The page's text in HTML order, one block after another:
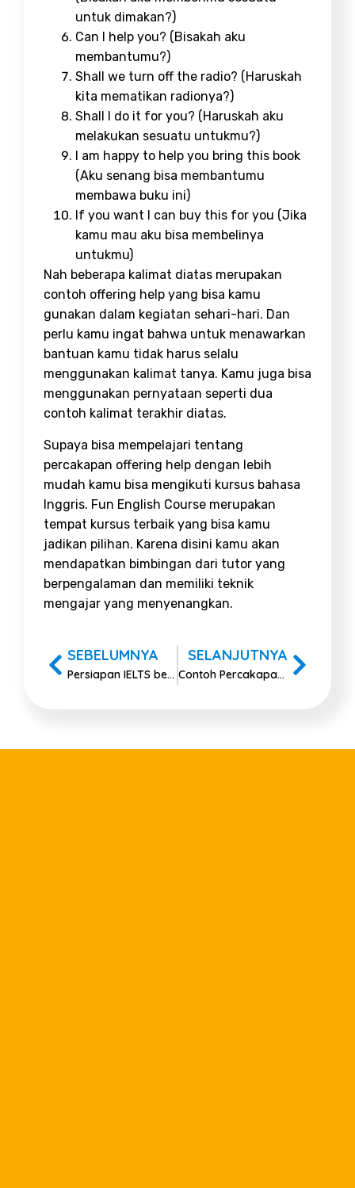
untuk dimakan?)
Can I help you? (Bisakah aku
membantumu?)
Shall we turn off the radio? (Haruskah
kita mematikan radionya?)
Shall I do it for you? (Haruskah aku
melakukan sesuatu untukmu?)
I am happy to help you bring this book
(Aku senang bisa membantumu
membawa buku ini)
If you want I can buy this for you (Jika
kamu mau aku bisa membelinya
untukmu)
Nah beberapa kalimat diatas merupakan
contoh offering help yang bisa kamu
gunakan dalam kegiatan sehari-hari. Dan
perlu kamu ingat bahwa untuk menawarkan
bantuan kamu tidak harus selalu
menggunakan kalimat tanya. Kamu juga bisa
menggunakan pernyataan seperti dua
contoh kalimat terakhir diatas.
Supaya bisa mempelajari tentang
percakapan offering help dengan lebih
mudah kamu bisa mengikuti kursus bahasa
Inggris. Fun English Course merupakan
tempat kursus terbaik yang bisa kamu
jadikan pilihan. Karena disini kamu akan
mendapatkan bimbingan dari tutor yang
berpengalaman dan memiliki teknik
mengajar yang menyenangkan.
SEBELUMNYA
Persiapan IELTS bersama Fun English Course
SELANJUTNYA
Contoh Percakapan Bahasa Inggris Sehari-hari yang Mudah Diterapkan